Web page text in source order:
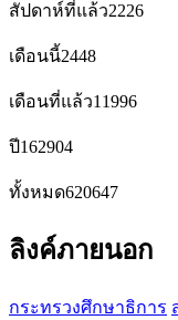
สัปดาห์ที่แล้ว2226
เดือนนี้2448
เดือนที่แล้ว11996
ปี162904
ทั้งหมด620647
ลิงค์ภายนอก
กระทรวงศึกษาธิการ